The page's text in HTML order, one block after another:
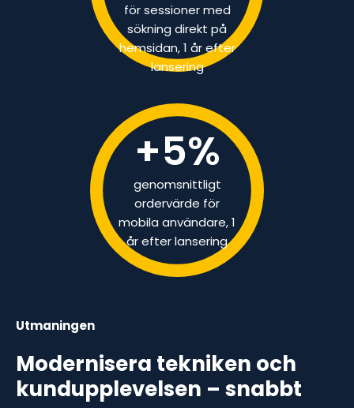
för sessioner med
sökning direkt på
hemsidan, 1 år efter
lansering
+5%
genomsnittligt
ordervärde för
mobila användare, 1
år efter lansering
Utmaningen
Modernisera tekniken och
kundupplevelsen – snabbt